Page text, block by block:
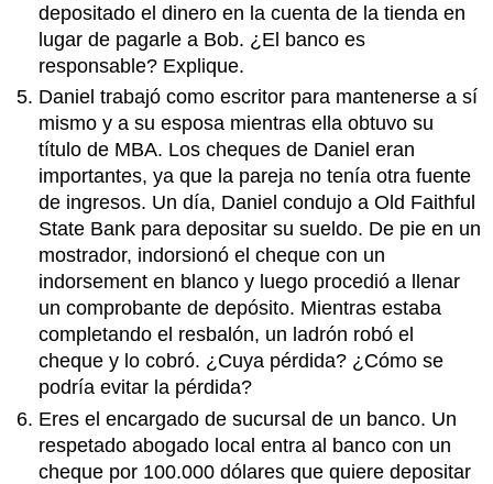
depositado el dinero en la cuenta de la tienda en
lugar de pagarle a Bob. ¿El banco es
responsable? Explique.
Daniel trabajó como escritor para mantenerse a sí
mismo y a su esposa mientras ella obtuvo su
título de MBA. Los cheques de Daniel eran
importantes, ya que la pareja no tenía otra fuente
de ingresos. Un día, Daniel condujo a Old Faithful
State Bank para depositar su sueldo. De pie en un
mostrador, indorsionó el cheque con un
indorsement en blanco y luego procedió a llenar
un comprobante de depósito. Mientras estaba
completando el resbalón, un ladrón robó el
cheque y lo cobró. ¿Cuya pérdida? ¿Cómo se
podría evitar la pérdida?
Eres el encargado de sucursal de un banco. Un
respetado abogado local entra al banco con un
cheque por 100.000 dólares que quiere depositar